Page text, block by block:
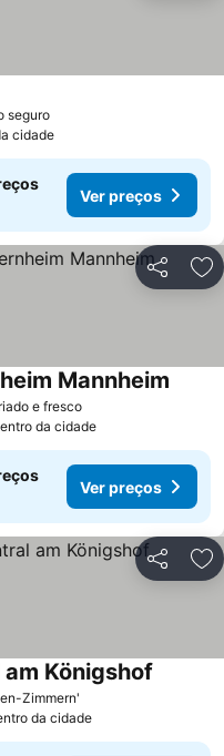
seguroVer preços
cidade
Ver preços
Partilhar
e frescoVer preços
Mannheim
da cidade
Ver preços
Partilhar
Zimmern'
Königshof
da cidade